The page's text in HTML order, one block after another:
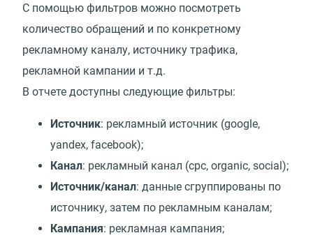
С помощью фильтров можно посмотреть
количество обращений и по конкретному
рекламному каналу, источнику трафика,
рекламной кампании и т.д.
В отчете доступны следующие фильтры:
Источник: рекламный источник (google,
yandex, facebook);
Канал: рекламный канал (cpc, organic, social);
Источник/канал: данные сгруппированы по
источнику, затем по рекламным каналам;
Кампания: рекламная кампания;